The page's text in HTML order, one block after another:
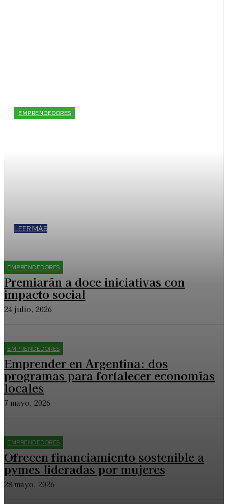
EMPRENDEDORES
LEER MÁS
EMPRENDEDORES
Premiarán a doce iniciativas con
impacto social
24 julio, 2026
EMPRENDEDORES
Emprender en Argentina: dos
programas para fortalecer economías
locales
7 mayo, 2026
EMPRENDEDORES
Ofrecen financiamiento sostenible a
pymes lideradas por mujeres
28 mayo, 2026